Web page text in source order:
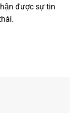
được sự tin